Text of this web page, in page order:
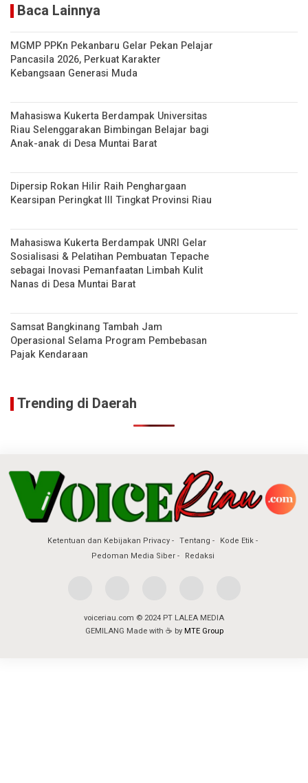
Baca Lainnya
MGMP PPKn Pekanbaru Gelar Pekan Pelajar
Pancasila 2026, Perkuat Karakter
Kebangsaan Generasi Muda
Mahasiswa Kukerta Berdampak Universitas
Riau Selenggarakan Bimbingan Belajar bagi
Anak-anak di Desa Muntai Barat
Dipersip Rokan Hilir Raih Penghargaan
Kearsipan Peringkat III Tingkat Provinsi Riau
Mahasiswa Kukerta Berdampak UNRI Gelar
Sosialisasi & Pelatihan Pembuatan Tepache
sebagai Inovasi Pemanfaatan Limbah Kulit
Nanas di Desa Muntai Barat
Samsat Bangkinang Tambah Jam
Operasional Selama Program Pembebasan
Pajak Kendaraan
Trending di Daerah
Ketentuan dan Kebijakan Privacy Tentang
Kode Etik
Pedoman Media Siber
Redaksi
voiceriau.com © 2024 PT LALEA MEDIA
GEMILANG Made with ☕ by MTE Group